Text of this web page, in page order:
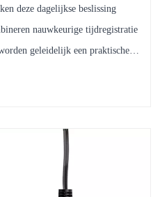
deze dagelijkse beslissing
nauwkeurige tijdregistratie
geleidelijk een praktische